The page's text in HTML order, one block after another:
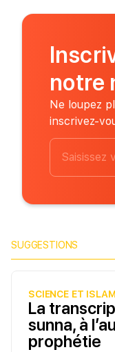
notre
Ne loupez
inscrivez-
SUGGESTIONS
SCIENCE ET ISLAM
La
sunna, à
prophétie